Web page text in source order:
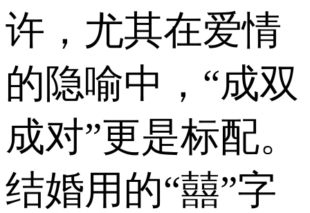
许，尤其在爱情
的隐喻中，“成双
成对”更是标配。
结婚用的“囍”字